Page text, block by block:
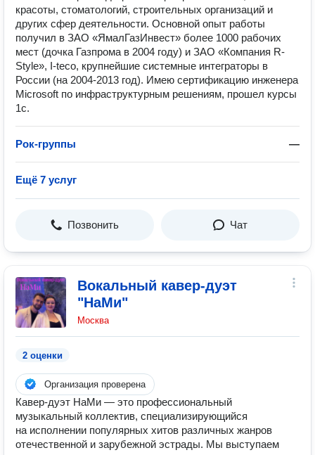
красоты, стоматологий, строительных организаций и
других сфер деятельности. Основной опыт работы
получил в ЗАО «ЯмалГазИнвест» более 1000 рабочих
мест (дочка Газпрома в 2004 году) и ЗАО «Компания R-
Style», I-teco, крупнейшие системные интеграторы в
России (на 2004-2013 год). Имею сертификацию инженера
Microsoft по инфраструктурным решениям, прошел курсы
1с.
Рок-группы —
Ещё 7 услуг
Позвонить Чат
Вокальный кавер-дуэт
"НаМи"
Москва
2 оценки
Организация проверена
Кавер-дуэт НаМи — это профессиональный
музыкальный коллектив, специализирующийся
на исполнении популярных хитов различных жанров
отечественной и зарубежной эстрады. Мы выступаем